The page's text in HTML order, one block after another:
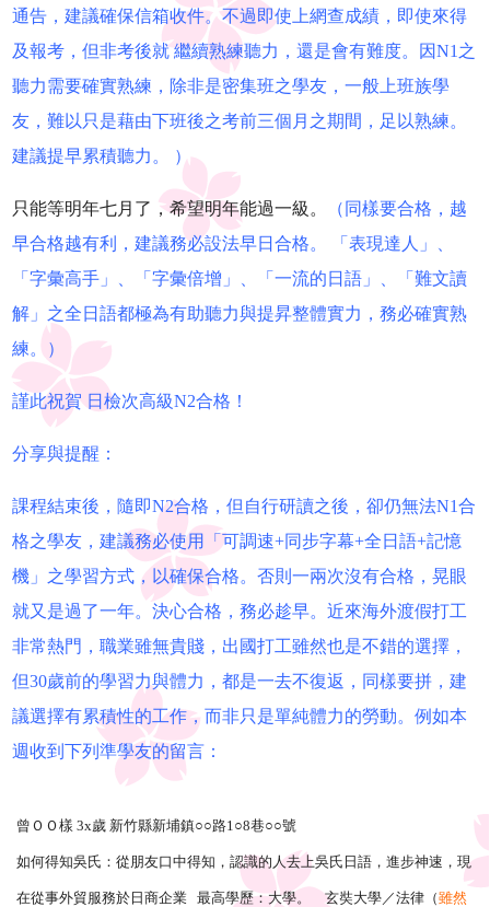
通告，建議確保信箱收件。不過即使上網查成績，即使來得
及報考，但非考後就 繼續熟練聽力，還是會有難度。因N1之
聽力需要確實熟練，除非是密集班之學友，一般上班族學
友，難以只是藉由下班後之考前三個月之期間，足以熟練。
建議提早累積聽力。 ）
只能等明年七月了，希望明年能過一級。
（同樣要合格，越
早合格越有利，建議務必設法早日合格。 「表現達人」、
「字彙高手」、「字彙倍增」、「一流的日語」、「難文讀
解」之全日語都極為有助聽力與提昇整體實力，務必確實熟
練。）
謹此祝賀 日檢次高級N2合格！
分享與提醒：
課程結束後，隨即N2合格，但自行研讀之後，卻仍無法N1合
格之學友，建議務必使用「可調速+同步字幕+全日語+記憶
機」之學習方式，以確保合格。否則一兩次沒有合格，晃眼
就又是過了一年。決心合格，務必趁早。近來海外渡假打工
非常熱門，職業雖無貴賤，出國打工雖然也是不錯的選擇，
但30歲前的學習力與體力，都是一去不復返，同樣要拼，建
議選擇有累積性的工作，而非只是單純體力的勞動。例如本
週收到下列準學友的留言：
曾ＯＯ樣 3x歲 新竹縣新埔鎮○○路1○8巷○○號
如何得知吳氏：從朋友口中得知，認識的人去上吳氏日語，進步神速，現
在從事外貿服務於日商企業 最高學歷：大學。 玄奘大學／法律（雖然